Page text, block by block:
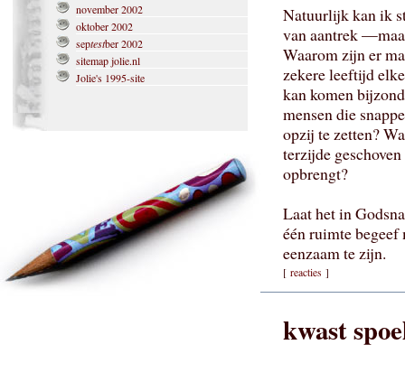
november 2002
oktober 2002
septestber 2002
sitemap jolie.nl
Jolie's 1995-site
Natuurlijk kan ik
van aantrek
Waarom zijn er
zekere leeftijd
kan komen
mensen die
opzij te zetten?
terzijde
opbrengt?
Laat het in
één ruimte begeef
eenzaam te zijn.
[ reacties ]
kwast